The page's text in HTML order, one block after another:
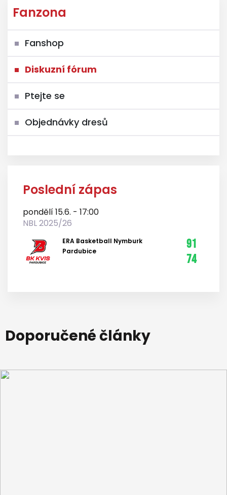
Fanzona
Fanshop
Diskuzní fórum
Ptejte se
Objednávky dresů
Poslední zápas
pondělí 15.6. - 17:00
NBL 2025/26
ERA Basketball Nymburk
Pardubice
91
74
Doporučené články